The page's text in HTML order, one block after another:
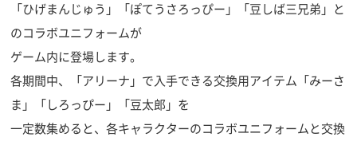
「ひげまんじゅう」「ぽてうさろっぴー」「豆しば三兄弟」と
のコラボユニフォームが
ゲーム内に登場します。
各期間中、「アリーナ」で入手できる交換用アイテム「みーさ
ま」「しろっぴー」「豆太郎」を
一定数集めると、各キャラクターのコラボユニフォームと交換